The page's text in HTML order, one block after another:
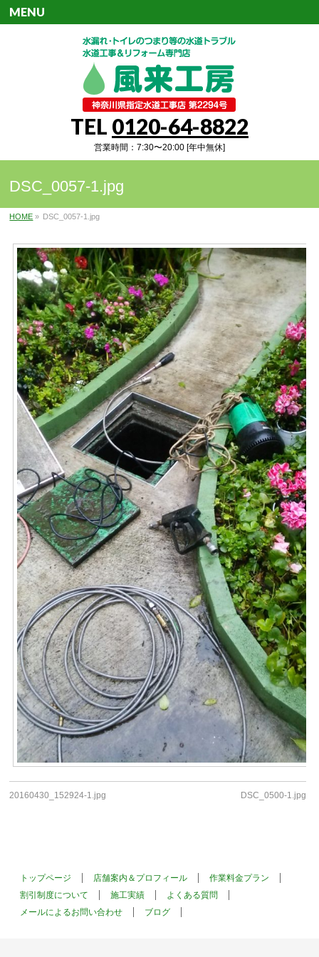
TEL 0120-64-8822
営業時間：7:30〜20:00 [年中無休]
MENU
DSC_0057-1.jpg
HOME » DSC_0057-1.jpg
20160430_152924-1.jpg DSC_0500-1.jpg
トップページ 店舗案内＆プロフィール
作業料金プラン
割引制度について
施工実績
よくある質問
メールによるお問い合わせ
ブログ